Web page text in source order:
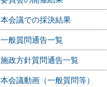
本会議での採決結果
一般質問通告一覧
施政方針質問通告一覧
本会議動画（一般質問等）